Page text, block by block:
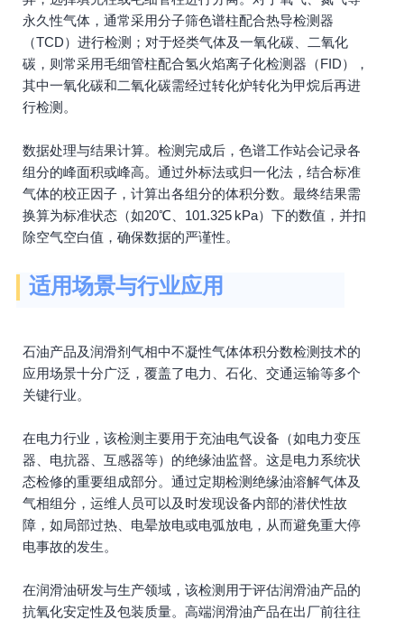
永久性气体，通常采用分子筛色谱柱配合热导检测器
（TCD）进行检测；对于烃类气体及一氧化碳、二氧化
碳，则常采用毛细管柱配合氢火焰离子化检测器（FID），
其中一氧化碳和二氧化碳需经过转化炉转化为甲烷后再进
行检测。
数据处理与结果计算。检测完成后，色谱工作站会记录各
组分的峰面积或峰高。通过外标法或归一化法，结合标准
气体的校正因子，计算出各组分的体积分数。最终结果需
换算为标准状态（如20℃、101.325 kPa）下的数值，并扣
除空气空白值，确保数据的严谨性。
适用场景与行业应用
石油产品及润滑剂气相中不凝性气体体积分数检测技术的
应用场景十分广泛，覆盖了电力、石化、交通运输等多个
关键行业。
在电力行业，该检测主要用于充油电气设备（如电力变压
器、电抗器、互感器等）的绝缘油监督。这是电力系统状
态检修的重要组成部分。通过定期检测绝缘油溶解气体及
气相组分，运维人员可以及时发现设备内部的潜伏性故
障，如局部过热、电晕放电或电弧放电，从而避免重大停
电事故的发生。
在润滑油研发与生产领域，该检测用于评估润滑油产品的
抗氧化安定性及包装质量。高端润滑油产品在出厂前往往